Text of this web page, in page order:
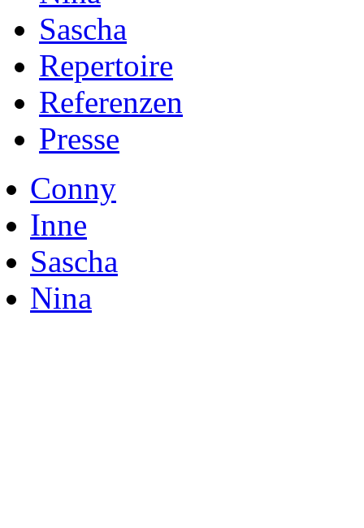
Sascha
Repertoire
Referenzen
Presse
Conny
Inne
Sascha
Nina